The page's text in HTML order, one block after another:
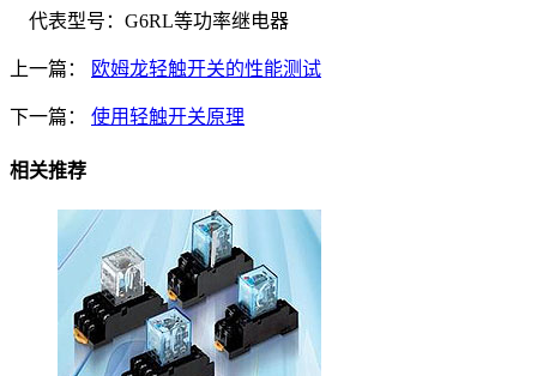
代表型号：G6RL等功率继电器
上一篇： 欧姆龙轻触开关的性能测试
下一篇： 使用轻触开关原理
相关推荐